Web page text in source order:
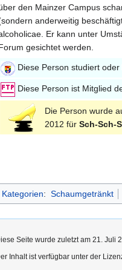
den Mainzer Campus
anderweitig
Er kann unter
gesichtet werden.
Diese Person studiert
Diese Person ist Mitglied
Die Person wurde
2012 für Sch-Sch-
Kategorien: Schaumgetränkt
Seite wurde zuletzt am 21. Juli
Inhalt ist verfügbar unter der